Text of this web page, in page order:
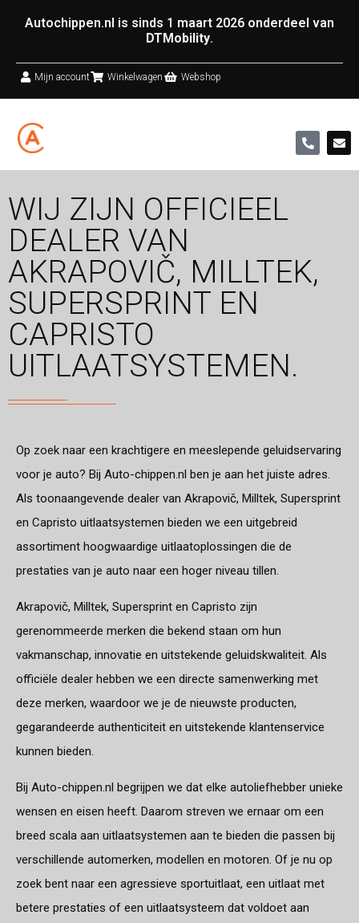
Autochippen.nl is sinds 1 maart 2026 onderdeel van
DTMobility.
Mijn account Winkelwagen Webshop
WIJ ZIJN OFFICIEEL
DEALER VAN
AKRAPOVIČ, MILLTEK,
SUPERSPRINT EN
CAPRISTO
UITLAATSYSTEMEN.
Op zoek naar een krachtigere en meeslepende geluidservaring
voor je auto? Bij Auto-chippen.nl ben je aan het juiste adres.
Als toonaangevende dealer van Akrapovič, Milltek, Supersprint
en Capristo uitlaatsystemen bieden we een uitgebreid
assortiment hoogwaardige uitlaatoplossingen die de
prestaties van je auto naar een hoger niveau tillen.
Akrapovič, Milltek, Supersprint en Capristo zijn
gerenommeerde merken die bekend staan om hun
vakmanschap, innovatie en uitstekende geluidskwaliteit. Als
officiële dealer hebben we een directe samenwerking met
deze merken, waardoor we je de nieuwste producten,
gegarandeerde authenticiteit en uitstekende klantenservice
kunnen bieden.
Bij Auto-chippen.nl begrijpen we dat elke autoliefhebber unieke
wensen en eisen heeft. Daarom streven we ernaar om een
breed scala aan uitlaatsystemen aan te bieden die passen bij
verschillende automerken, modellen en motoren. Of je nu op
zoek bent naar een agressieve sportuitlaat, een uitlaat met
betere prestaties of een uitlaatsysteem dat voldoet aan